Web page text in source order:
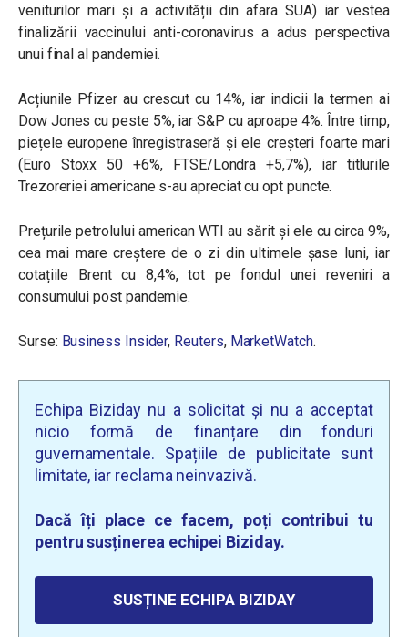
veniturilor mari și a activității din afara SUA) iar vestea
finalizării vaccinului anti-coronavirus a adus perspectiva
unui final al pandemiei.
Acțiunile Pfizer au crescut cu 14%, iar indicii la termen ai
Dow Jones cu peste 5%, iar S&P cu aproape 4%. Între timp,
piețele europene înregistraseră și ele creșteri foarte mari
(Euro Stoxx 50 +6%, FTSE/Londra +5,7%), iar titlurile
Trezoreriei americane s-au apreciat cu opt puncte.
Prețurile petrolului american WTI au sărit și ele cu circa 9%,
cea mai mare creștere de o zi din ultimele șase luni, iar
cotațiile Brent cu 8,4%, tot pe fondul unei reveniri a
consumului post pandemie.
Surse: Business Insider, Reuters, MarketWatch.
Echipa Biziday nu a solicitat și nu a acceptat
nicio formă de finanțare din fonduri
guvernamentale. Spațiile de publicitate sunt
limitate, iar reclama neinvazivă.
Dacă îți place ce facem, poți contribui tu
pentru susținerea echipei Biziday.
SUSȚINE ECHIPA BIZIDAY